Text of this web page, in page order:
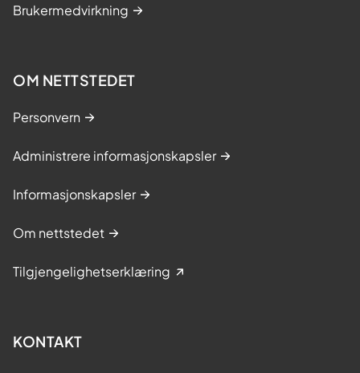
Brukermedvirkning
OM NETTSTEDET
Personvern
Administrere informasjonskapsler
Informasjonskapsler
Om nettstedet
Tilgjengelighetserklæring
KONTAKT